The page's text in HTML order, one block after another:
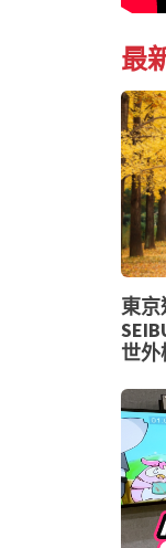
最
東
世